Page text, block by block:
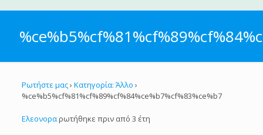
Ρωτήστε μας› Κατηγορία: Άλλο ›
%ce%b5%cf%81%cf%89%cf%84%ce%b7%cf%83%ce%b7
Ελεονοραρωτήθηκε πριν από 3 έτη